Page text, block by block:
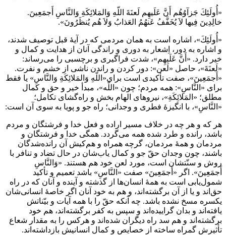
«أُولَئِكَ جَزآوُهُم أَنَّ عَلَيهِم لَعنَةَ اللّهِ وَالمَلائِكَةِ وَالنَّاسِ أَجمَعِينَ.
خالِدِينَ فِيها لاَ يُخَفَّفُ عَنهُمُ العَذابُ وَلاَ هُم يُنظَرُونَ».
«أُولَئِكَ»، اشاره است به همان مردمى كه در آيۀ قبل توصيف شدند،
و اشاره به دور، اِشعار به دورى و راندگى آنان از هدايت و كمال و
خير دارد. «أَنَّ عَلَيهِم»، شدت فراگيرى و برچسبى را مى‌رساند:
«لَعنَةَ»، حاصل «لَعن»: دور كردن و راندن ناشى از خشم و نفرت.
«أَجمَعِينَ»، صفت تأكيدى است براى«اللّهِ وَالمَلائِكَةِ وَالنَّاسِ» يا فقط
براى «النَّاسِ»: همه مردم؛ چون «اللّه»، مبدأ خير و حق و كمال
مطلق؛ «المَلائِكَةِ»، نيروهاى الهام بخش و راه‌گشاى تكامل؛
«النَّاسِ»، با انگيزۀ فطرى و وجدانى؛ راه جو و پويا به سوى آن است:
هر كه و هر چه در خلاف مسير اراده و فعل خدا و فرشتگان و مردم
باشد، رانده و طرد شده همه مى‌گردد. همگى خدا و فرشتگان و
مردمان و همۀ مردمان، گرچه همراه و هم‌كيش آن رانده‌شدگان
باشند، چون وجدان حقّ جو و كمال ياب‌شان در حال تضاد و تنافر با
روش و سنّتشان است، مورد لعن خود هم هستند. «وَالنَّاسِ
أَجمَعِينَ». اگر «أَجمَعِينَ» صفت «النَّاسِ» باشد تعميم و تأكيد
شمول‌يابى است به همۀ انسان‌ها از گذشته و آينده و آنان كه در راه
حق‌اند و يا از آن برگشته‌اند، و هم به خود آنان اگر خاصۀ انسانى‌شان
يكسره مسخ نشده باشد. چه آنكه حقّ را با همه آيات و بيّناتش
يافته‌اند و بدان گراييده‌اند و سپس به كفر برگشته‌اند، هم خود
برگشته‌اند و هم سد راه ديگران شده‌اند و هركس را به مقدار شعاع
تأثيرش گمراه ساخته از خصايص و كمال انسانيش بازداشته‌اند.